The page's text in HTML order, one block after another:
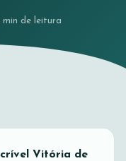
min de leitura
Vitória de